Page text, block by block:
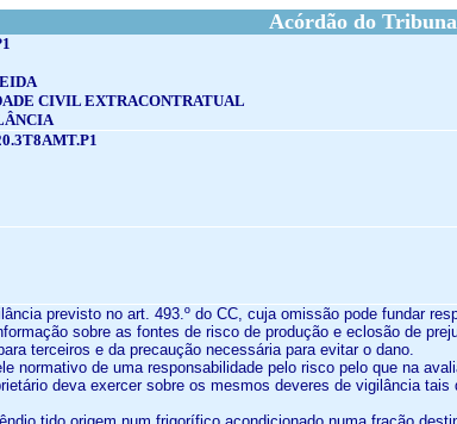
Acórdão do
CIVIL EXTRACONTRATUAL
previsto no art. 493.º do CC, cuja omissão pode fundar
sobre as fontes de risco de produção e eclosão de
terceiros e da precaução necessária para evitar o dano.
normativo de uma responsabilidade pelo risco pelo que na
deva exercer sobre os mesmos deveres de vigilância